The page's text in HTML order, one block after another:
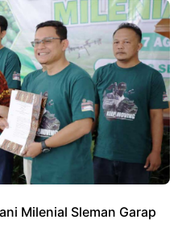
Milenial Sleman Garap